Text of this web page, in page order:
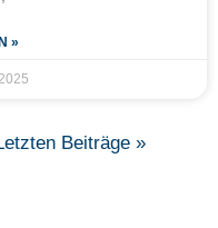
»
Beiträge »